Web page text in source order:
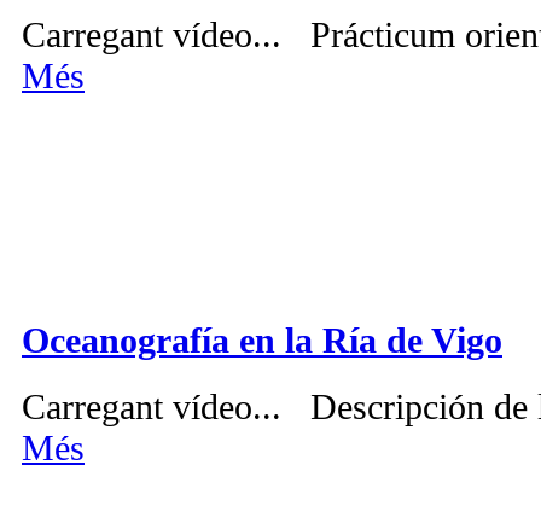
Carregant vídeo... Prácticum
Més
Oceanografía en la Ría de Vigo
Carregant vídeo... Descripción de
Més